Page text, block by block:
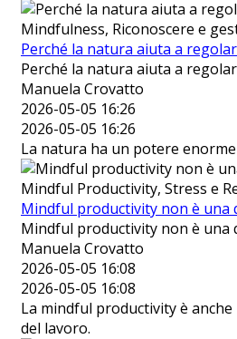
Mindfulness, Riconoscere e
Perché la natura aiuta a
Perché la natura aiuta a
Manuela Crovatto
2026-05-05 16:26
2026-05-05 16:26
La natura ha un potere
Mindful Productivity, Stress e
Mindful productivity non è una
Mindful productivity non è una
Manuela Crovatto
2026-05-05 16:08
2026-05-05 16:08
La mindful productivity è
del lavoro.